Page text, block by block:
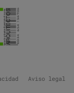
Aviso legal